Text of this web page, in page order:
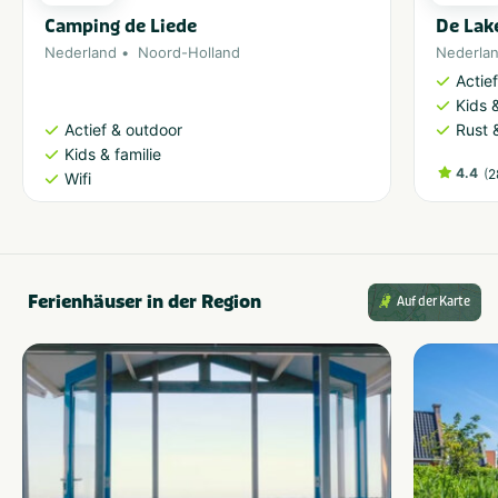
VeBON zertifiziert
Ja
Aktivitäten
Overig
Games
Gesellschaft
Bedrijfsuitje
Familiedag
Kinderfeestje
Personeelsuitje
Teamuitstapje
Vrijgezellenfeest mannen
Vrijgezellenfeest vrouwen
Gezinsuitje
Klassenuitje
Camping de Liede
Nederland Noord-Holland
Actief & outdoor
Kids & familie
Wifi
De
Kids
Rust
4.4 (
Ferienhäuser in der Region Auf der Karte